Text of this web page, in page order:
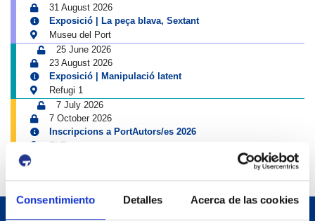
Consentimiento Detalles Acerca de las cookies
31 August 2026
Exposició | La peça blava, Sextant
Museu del Port
25 June 2026
23 August 2026
Exposició | Manipulació latent
Refugi 1
7 July 2026
7 October 2026
Inscripcions a PortAutors/es 2026
El Teatret